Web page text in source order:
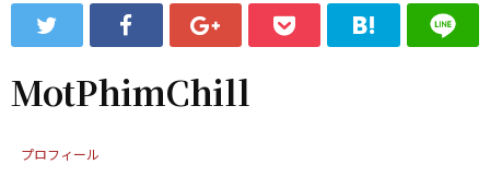
ッ
プ
フ
ォ
ム
MotPhimChill
プロフィール